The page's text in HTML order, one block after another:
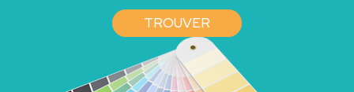
TROUVER